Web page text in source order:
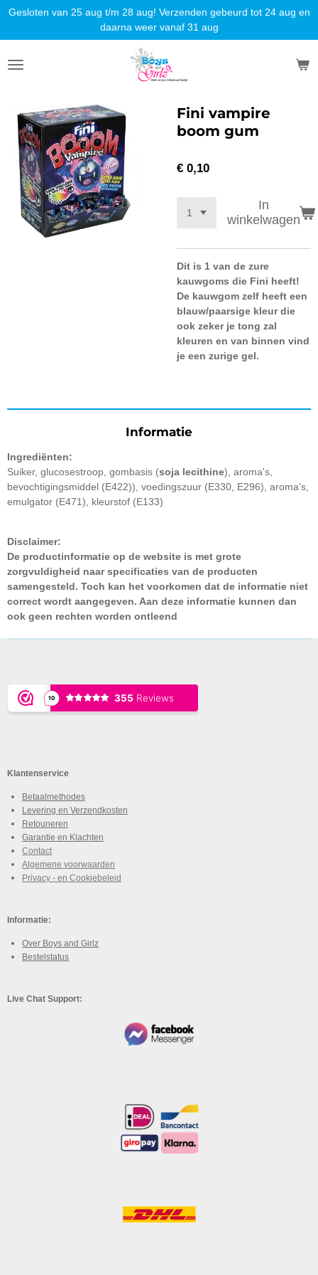
Ga
naar
de
hoofdinhoud
Gesloten van 25 aug t/m 28 aug! Verzenden gebeurd tot 24 aug en
daarna weer vanaf 31 aug
Fini vampire
boom gum
€ 0,10
In
winkelwagen
Dit is 1 van de zure
kauwgoms die Fini heeft!
De kauwgom zelf heeft een
blauw/paarsige kleur die
ook zeker je tong zal
kleuren en van binnen vind
je een zurige gel.
Informatie
Ingrediënten:
Suiker, glucosestroop, gombasis (soja lecithine), aroma's,
bevochtigingsmiddel (E422)), voedingszuur (E330, E296), aroma's,
emulgator (E471), kleurstof (E133)
Disclaimer:
De productinformatie op de website is met grote
zorgvuldigheid naar specificaties van de producten
samengesteld. Toch kan het voorkomen dat de informatie niet
correct wordt aangegeven. Aan deze informatie kunnen dan
ook geen rechten worden ontleend
Klantenservice
Betaalmethodes
Levering en Verzendkosten
Retouneren
Garantie en Klachten
Contact
Algemene voorwaarden
Privacy - en Cookiebeleid
Informatie:
Over Boys and Girlz
Bestelstatus
Live Chat Support: